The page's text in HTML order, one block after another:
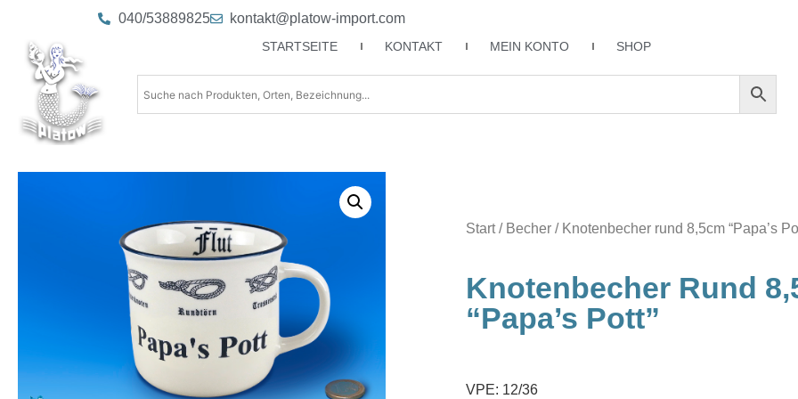
040/53889825 kontakt@platow-import.com
STARTSEITE KONTAKT MEIN KONTO SHOP
Start/ Becher / Knotenbecher rund 8,5cm “Papa’s
Knotenbecher Rund
“Papa’s Pott”
VPE: 12/36